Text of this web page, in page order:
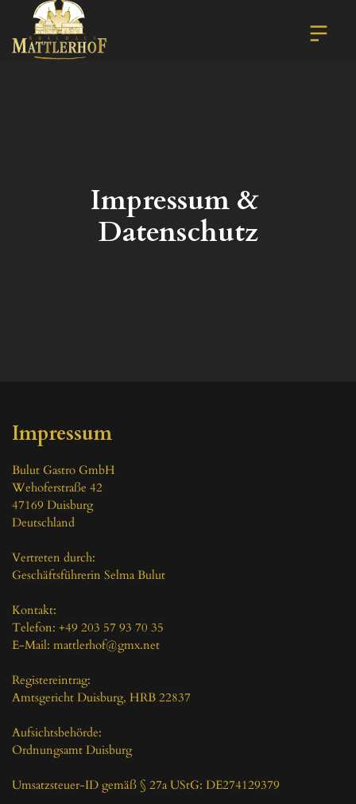
Impressum &
Datenschutz
Impressum
Bulut Gastro GmbH
Wehoferstraße 42
47169 Duisburg
Deutschland
Vertreten durch:
Geschäftsführerin Selma Bulut
Kontakt:
Telefon: +49 203 57 93 70 35
E-Mail: mattlerhof@gmx.net
Registereintrag:
Amtsgericht Duisburg, HRB 22837
Aufsichtsbehörde:
Ordnungsamt Duisburg
Umsatzsteuer-ID gemäß § 27a UStG: DE274129379